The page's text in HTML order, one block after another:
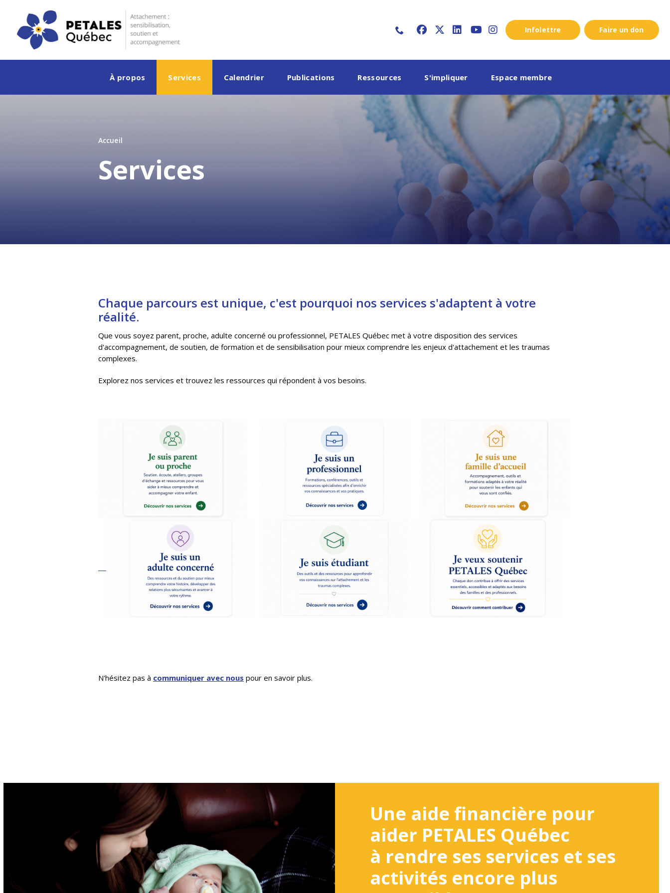
instagram
Infolettre Faire un don
À propos Services Calendrier Publications Ressources S'impliquer Espace membre
Accueil
Services
Chaque parcours est unique, c'est pourquoi nos services s'adaptent à votre
réalité.
Que vous soyez parent, proche, adulte concerné ou professionnel, PETALES Québec met à votre disposition des services
d'accompagnement, de soutien, de formation et de sensibilisation pour mieux comprendre les enjeux d'attachement et les traumas
complexes.
Explorez nos services et trouvez les ressources qui répondent à vos besoins.
N'hésitez pas à communiquer avec nous pour en savoir plus.
Une aide financière pour
aider PETALES Québec
à rendre ses services et ses
activités encore plus